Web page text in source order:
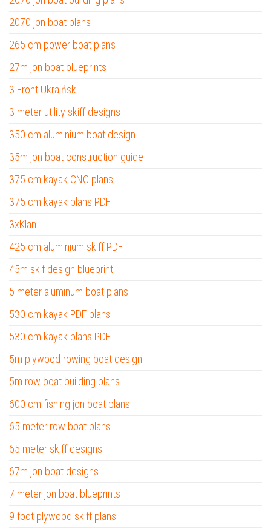
2070 jon boat plans
265 cm power boat plans
27m jon boat blueprints
3 Front Ukraiński
3 meter utility skiff designs
350 cm aluminium boat design
35m jon boat construction guide
375 cm kayak CNC plans
375 cm kayak plans PDF
3xKlan
425 cm aluminium skiff PDF
45m skif design blueprint
5 meter aluminum boat plans
530 cm kayak PDF plans
530 cm kayak plans PDF
5m plywood rowing boat design
5m row boat building plans
600 cm fishing jon boat plans
65 meter row boat plans
65 meter skiff designs
67m jon boat designs
7 meter jon boat blueprints
9 foot plywood skiff plans